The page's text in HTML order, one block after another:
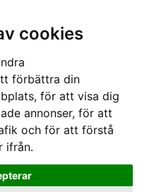
cookies
förbättra din
för att visa dig
annonser, för att
och för att förstå
ifrån.
40mm HDC